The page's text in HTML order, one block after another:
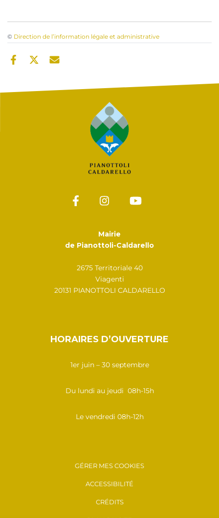
© Direction de l’information légale et administrative
Mairie
de Pianottoli-Caldarello
2675 Territoriale 40
Viagenti
20131 PIANOTTOLI CALDARELLO
HORAIRES D’OUVERTURE
1er juin – 30 septembre
Du lundi au jeudi 08h-15h
Le vendredi 08h-12h
GÉRER MES COOKIES
ACCESSIBILITÉ
CRÉDITS